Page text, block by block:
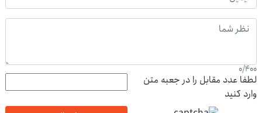
0/400
لطفا عدد مقابل را در جعبه متن
وارد کنید